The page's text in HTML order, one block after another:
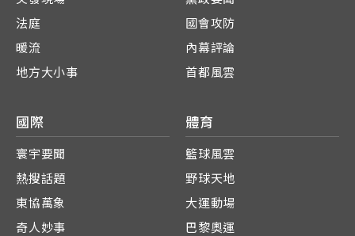
法庭
暖流
地方大小事
國會攻防
內幕評論
首都風雲
國際
寰宇要聞
熱搜話題
東協萬象
奇人妙事
體育
籃球風雲
野球天地
大運動場
巴黎奧運